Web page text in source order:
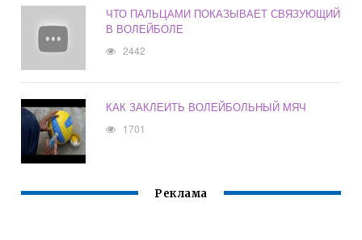
ЧТО ПАЛЬЦАМИ ПОКАЗЫВАЕТ СВЯЗУЮЩИЙ
В ВОЛЕЙБОЛЕ
2442
КАК ЗАКЛЕИТЬ ВОЛЕЙБОЛЬНЫЙ МЯЧ
1701
Реклама